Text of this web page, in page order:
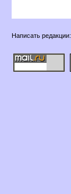
Написать редакции: